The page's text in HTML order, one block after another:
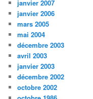
janvier 2007
janvier 2006
mars 2005
mai 2004
décembre 2003
avril 2003
janvier 2003
décembre 2002
octobre 2002